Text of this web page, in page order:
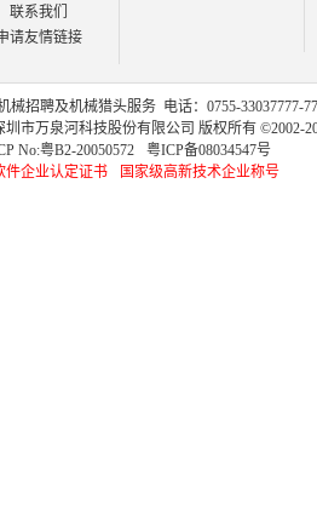
联系我们
请友情链接
械招聘及机械猎头服务 电话：0755-33037777-
圳市万泉河科技股份有限公司 版权所有 ©2002-
No:粤B2-20050572
粤ICP备08034547号
件企业认定证书
国家级高新技术企业称号